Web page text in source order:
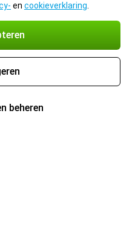
en cookieverklaring
beheren